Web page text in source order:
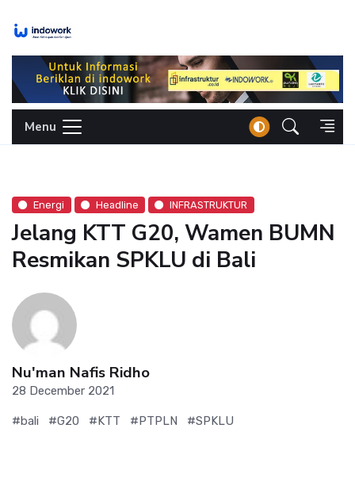
Menu
Energi Headline INFRASTRUKTUR
Jelang KTT G20, Wamen BUMN
Resmikan SPKLU di Bali
Nu'man Nafis Ridho
28 December 2021
#bali #G20 #KTT #PTPLN #SPKLU